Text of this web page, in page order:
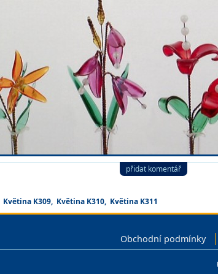
přidat komentář
Květina K309, Květina K310, Květina K311
Obchodní podmínky